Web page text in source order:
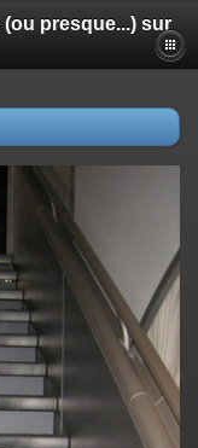
presque...) sur